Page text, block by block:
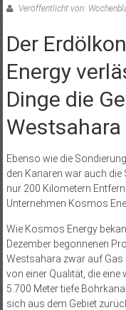
Veröffentlicht von:
Der
Energy
Dinge die
Westsahara
Ebenso wie die
den Kanaren war auch
nur 200 Kilometern
Unternehmen Kosmos
Wie Kosmos Energy
Dezember begonnenen
Westsahara zwar auf Gas
von einer Qualität, die
5.700 Meter tiefe
sich aus dem Gebiet